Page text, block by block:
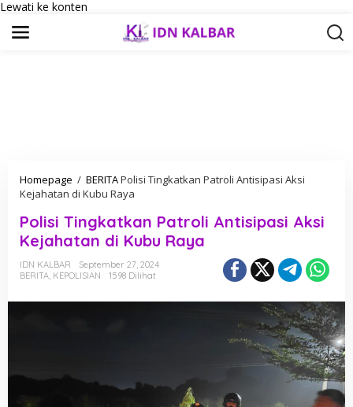
Lewati ke konten
Homepage / BERITAPolisi Tingkatkan Patroli Antisipasi Aksi
Kejahatan di Kubu Raya
Polisi Tingkatkan Patroli Antisipasi Aksi
Kejahatan di Kubu Raya
IDN KALBAR
September 27, 2024
BERITA, KEPOLISIAN 1598 Dilihat